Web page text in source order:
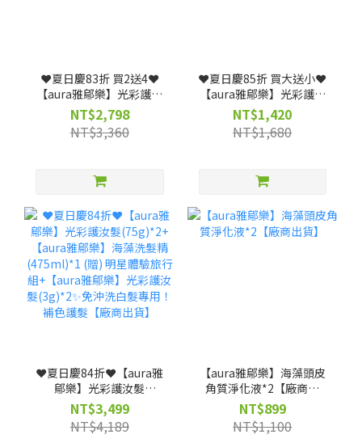
❤️夏日慶83折 買2送4❤️
【aura雅鄔樂】光彩護汝
髮75g*2(贈)光彩護汝髮
3g*4★照光白髮自然變色
兼具護髮【廠商出貨】
NT$2,798
NT$3,360
❤️夏日慶85折 買大送小❤️
【aura雅鄔樂】光彩護汝
髮★照光白髮自然變色 兼
具護髮【廠商出貨】
NT$1,420
NT$1,680
❤️夏日慶84折❤️【aura雅
鄔樂】光彩護汝髮
(75g)*2+【aura雅鄔樂】
海藻洗髮精 (475ml)*1
(贈) 明星體驗旅行組+
NT$3,499
NT$4,189
【aura雅鄔樂】海藻頭皮
角質淨化液*2【廠商出
貨】
NT$899
NT$1,100